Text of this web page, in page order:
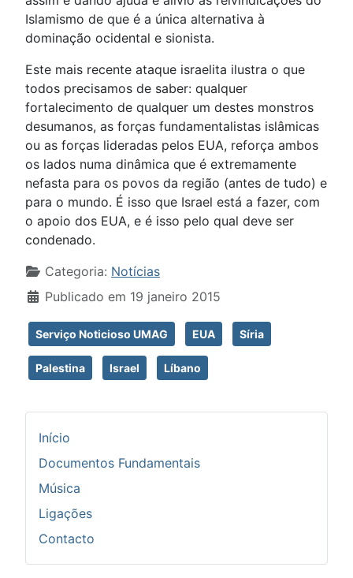
Islamismo de que é a única alternativa à
dominação ocidental e sionista.
Este mais recente ataque israelita ilustra o que
todos precisamos de saber: qualquer
fortalecimento de qualquer um destes monstros
desumanos, as forças fundamentalistas islâmicas
ou as forças lideradas pelos EUA, reforça ambos
os lados numa dinâmica que é extremamente
nefasta para os povos da região (antes de tudo) e
para o mundo. É isso que Israel está a fazer, com
o apoio dos EUA, e é isso pelo qual deve ser
condenado.
Detalhes
Categoria: Notícias
Publicado em 19 janeiro 2015
Serviço Noticioso UMAG EUA Síria
Palestina Israel Líbano
Início
Documentos Fundamentais
Música
Ligações
Contacto